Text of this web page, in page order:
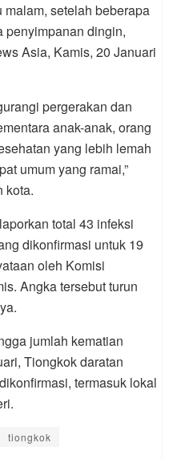
setelah beberapa
penyimpanan dingin,
Asia, Kamis, 20 Januari
pergerakan dan
anak-anak, orang
yang lebih lemah
umum yang ramai,”
kota.
total 43 infeksi
dikonfirmasi untuk 19
oleh Komisi
Angka tersebut turun
jumlah kematian
Tiongkok daratan
termasuk lokal
tiongkok